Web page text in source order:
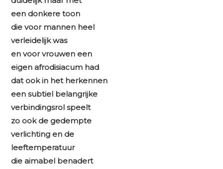
een donkere toon
die voor mannen heel
verleidelijk was
en voor vrouwen een
eigen afrodisiacum had
dat ook in het herkennen
een subtiel belangrijke
verbindingsrol speelt
zo ook de gedempte
verlichting en de
leeftemperatuur
die aimabel benadert